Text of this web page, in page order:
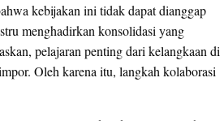
kebijakan ini tidak dapat dianggap
menghadirkan konsolidasi yang
pelajaran penting dari kelangkaan di
Oleh karena itu, langkah kolaborasi